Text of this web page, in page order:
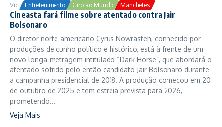
Entretenimento Giro ao Mundo Manchetes
Victor Samuel 24/10/2025
Cineasta fará filme sobre atentado contra Jair
Bolsonaro
O diretor norte-americano Cyrus Nowrasteh, conhecido por
produções de cunho político e histórico, está à frente de um
novo longa-metragem intitulado “Dark Horse”, que abordará o
atentado sofrido pelo então candidato Jair Bolsonaro durante
a campanha presidencial de 2018. A produção começou em 20
de outubro de 2025 e tem estreia prevista para 2026,
prometendo...
Veja Mais